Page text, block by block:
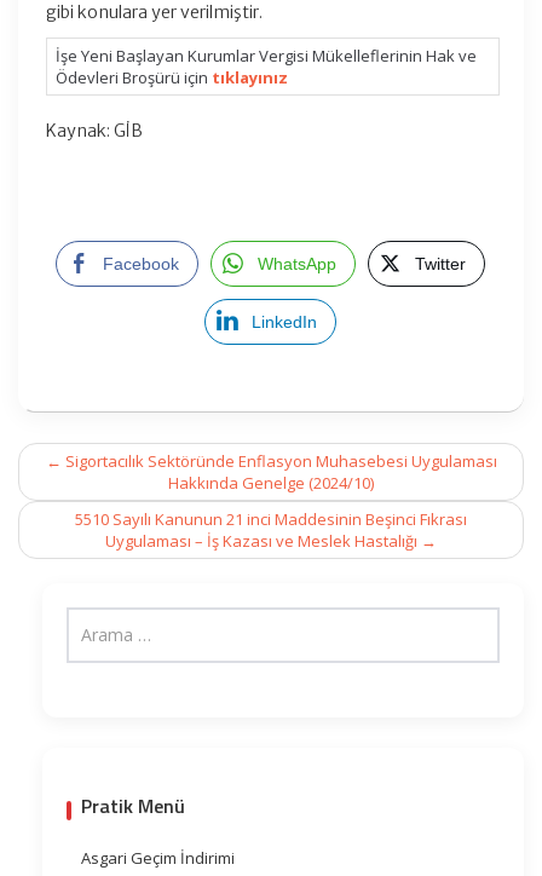
gibi konulara yer verilmiştir.
İşe Yeni Başlayan Kurumlar Vergisi Mükelleflerinin Hak ve
Ödevleri Broşürü için tıklayınız
Kaynak: GİB
Facebook WhatsApp Twitter
LinkedIn
Post
navigation
← Sigortacılık Sektöründe Enflasyon Muhasebesi Uygulaması
Hakkında Genelge (2024/10)
5510 Sayılı Kanunun 21 inci Maddesinin Beşinci Fıkrası
Uygulaması – İş Kazası ve Meslek Hastalığı →
Pratik Menü
Asgari Geçim İndirimi